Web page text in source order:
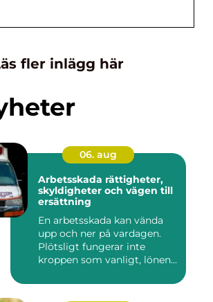
fler inlägg här
06. aug
Arbetsskada rättigheter,
skyldigheter och vägen till
ersättning
En arbetsskada kan vända
upp och ner på vardagen.
Plötsligt fungerar inte
kroppen som vanligt, lönen...